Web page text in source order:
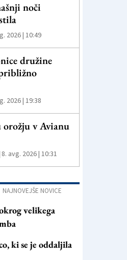
noči
2026 | 10:49
družine
2026 | 19:38
v Avianu
8. avg. 2026 | 10:31
NAJNOVEJŠE NOVICE
velikega
ki se je oddaljila